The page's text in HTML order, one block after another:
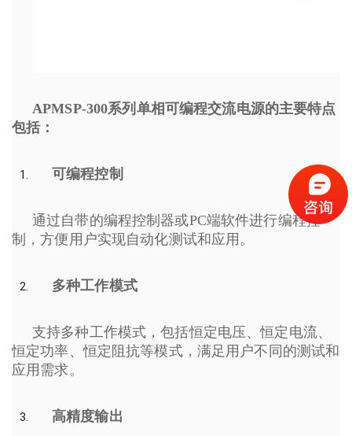
APMSP-300系列单相可编程交流电源的主要特点
包括：
可编程控制
通过自带的编程控制器或PC端软件进行编程控
制，方便用户实现自动化测试和应用。
多种工作模式
支持多种工作模式，包括恒定电压、恒定电流、
恒定功率、恒定阻抗等模式，满足用户不同的测试和
应用需求。
高精度输出